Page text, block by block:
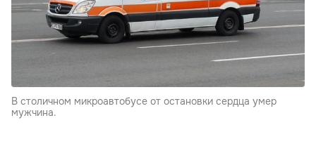
В столичном микроавтобусе от остановки сердца умер
мужчина.